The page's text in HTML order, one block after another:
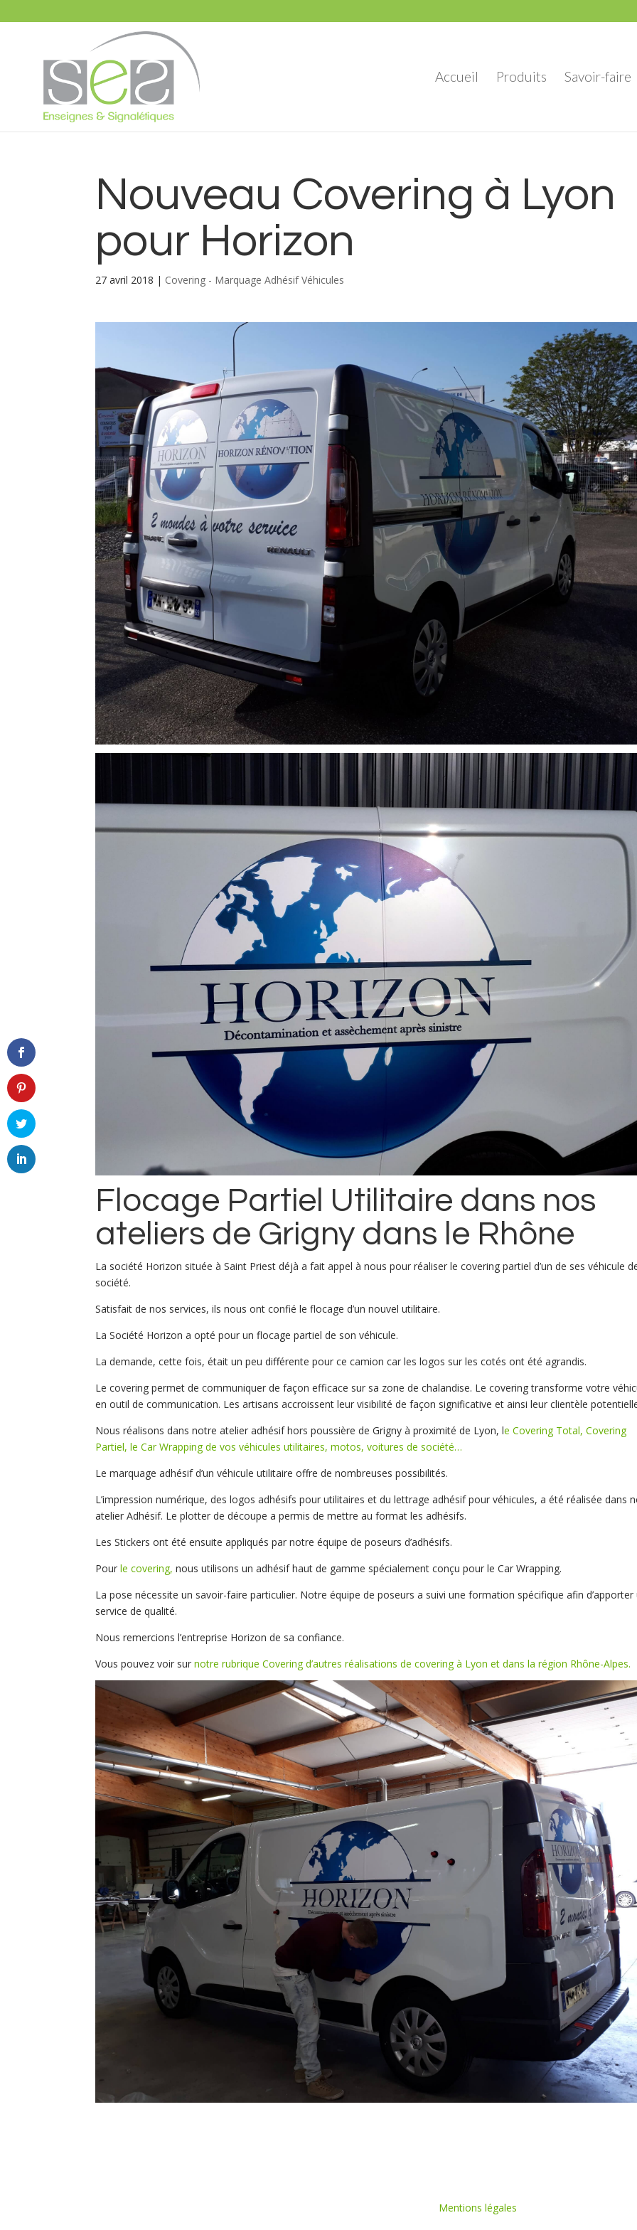
Accueil Produits Savoir-faire
Nouveau Covering à Lyon
pour Horizon
27 avril 2018 | Covering - Marquage Adhésif Véhicules
Flocage Partiel Utilitaire dans nos
ateliers de Grigny dans le Rhône
La société Horizon située à Saint Priest déjà a fait appel à nous pour réaliser le covering partiel d’un de ses véhicule
société.
Satisfait de nos services, ils nous ont confié le flocage d’un nouvel utilitaire.
La Société Horizon a opté pour un flocage partiel de son véhicule.
La demande, cette fois, était un peu différente pour ce camion car les logos sur les cotés ont été agrandis.
Le covering permet de communiquer de façon efficace sur sa zone de chalandise. Le covering transforme votre
en outil de communication. Les artisans accroissent leur visibilité de façon significative et ainsi leur clientèle
Nous réalisons dans notre atelier adhésif hors poussière de Grigny à proximité de Lyon, le Covering Total, Covering
Partiel, le Car Wrapping de vos véhicules utilitaires, motos, voitures de société…
Le marquage adhésif d’un véhicule utilitaire offre de nombreuses possibilités.
L’impression numérique, des logos adhésifs pour utilitaires et du lettrage adhésif pour véhicules, a été réalisée dans
atelier Adhésif. Le plotter de découpe a permis de mettre au format les adhésifs.
Les Stickers ont été ensuite appliqués par notre équipe de poseurs d’adhésifs.
Pourle covering, nous utilisons un adhésif haut de gamme spécialement conçu pour le Car Wrapping.
La pose nécessite un savoir-faire particulier. Notre équipe de poseurs a suivi une formation spécifique afin d’apporter
service de qualité.
Nous remercions l’entreprise Horizon de sa confiance.
Vous pouvez voir sur notre rubrique Covering d’autres réalisations de covering à Lyon et dans la région Rhône-Alpes.
Mentions légales